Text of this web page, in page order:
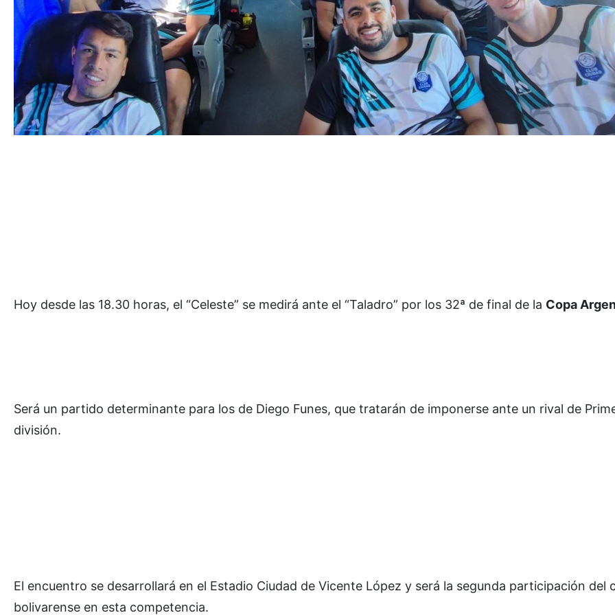
Hoy desde las 18.30 horas, el “Celeste” se medirá ante el “Taladro” por los 32ª de final de la Copa
Será un partido determinante para los de Diego Funes, que tratarán de imponerse ante un rival de
división.
El encuentro se desarrollará en el Estadio Ciudad de Vicente López y será la segunda participación del
bolivarense en esta competencia.